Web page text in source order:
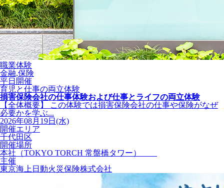
職業体験
金融,保険
平日開催
育児と仕事の両立体験
損害保険会社の仕事体験および仕事とライフの両立体験
【全体概要】 この体験では損害保険会社の仕事や保険がなぜ
必要かを学ぶ...
2026年08月19日(水)
開催エリア
千代田区
開催場所
本社（TOKYO TORCH 常盤橋タワー）
主催
東京海上日動火災保険株式会社